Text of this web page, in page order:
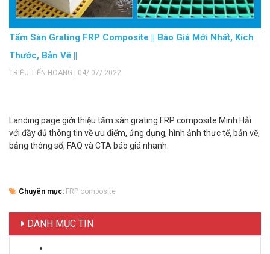
Tấm Sàn Grating FRP Composite || Báo Giá Mới Nhất, Kích
Thước, Bản Vẽ ||
TRIỆU TIẾN HOÀNG | 04/ 07/ 2022
Landing page giới thiệu tấm sàn grating FRP composite Minh Hải
với đầy đủ thông tin về ưu điểm, ứng dụng, hình ảnh thực tế, bản vẽ,
bảng thông số, FAQ và CTA báo giá nhanh.
Chuyên mục: FRP composite
DANH MỤC TIN